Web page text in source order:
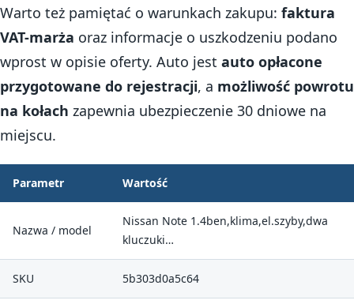
Warto też pamiętać o warunkach zakupu: faktura
VAT-marża oraz informacje o uszkodzeniu podano
wprost w opisie oferty. Auto jest auto opłacone
przygotowane do rejestracji, a możliwość powrotu
na kołach zapewnia ubezpieczenie 30 dniowe na
miejscu.
Parametr Wartość
Nazwa / model
Nissan Note 1.4ben,klima,el.szyby,dwa
kluczuki…
SKU 5b303d0a5c64